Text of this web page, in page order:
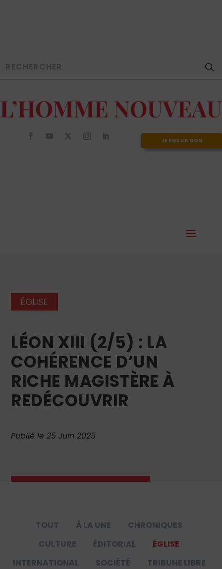
JE FAIS UN DON
ÉGLISE
LÉON XIII (2/5) : LA
COHÉRENCE D’UN
RICHE MAGISTÈRE À
REDÉCOUVRIR
Publié le 25 Juin 2025
TOUT À LA UNE
CHRONIQUES
CULTURE
ÉDITORIAL
ÉGLISE
INTERNATIONAL
SOCIÉTÉ TRIBUNE LIBRE